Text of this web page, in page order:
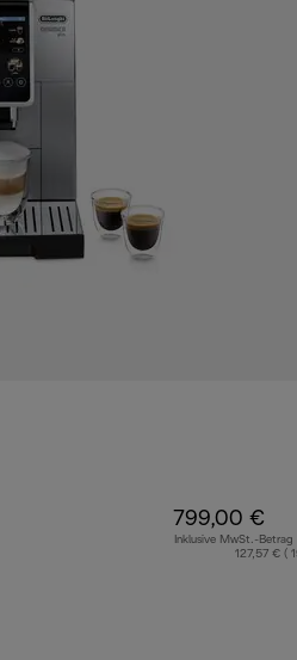
799,00 €
Inklusive MwSt.-Betrag
127,57 € (